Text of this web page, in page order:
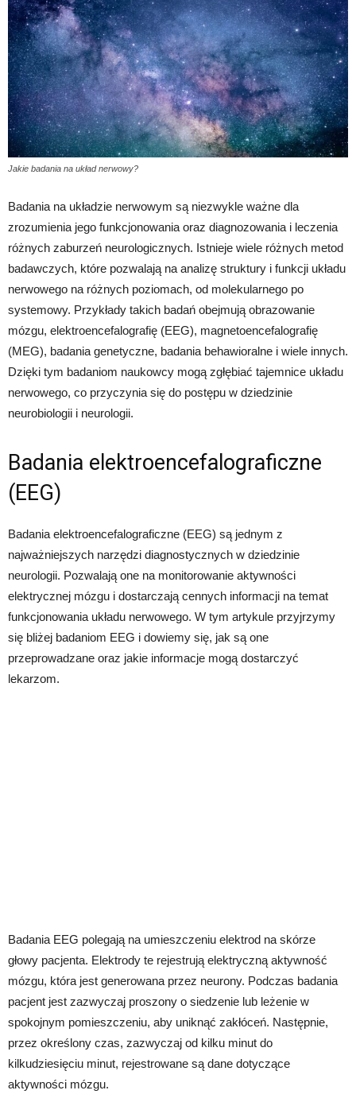
Jakie badania na układ nerwowy?
Badania na układzie nerwowym są niezwykle ważne dla
zrozumienia jego funkcjonowania oraz diagnozowania i leczenia
różnych zaburzeń neurologicznych. Istnieje wiele różnych metod
badawczych, które pozwalają na analizę struktury i funkcji układu
nerwowego na różnych poziomach, od molekularnego po
systemowy. Przykłady takich badań obejmują obrazowanie
mózgu, elektroencefalografię (EEG), magnetoencefalografię
(MEG), badania genetyczne, badania behawioralne i wiele innych.
Dzięki tym badaniom naukowcy mogą zgłębiać tajemnice układu
nerwowego, co przyczynia się do postępu w dziedzinie
neurobiologii i neurologii.
Badania elektroencefalograficzne
(EEG)
Badania elektroencefalograficzne (EEG) są jednym z
najważniejszych narzędzi diagnostycznych w dziedzinie
neurologii. Pozwalają one na monitorowanie aktywności
elektrycznej mózgu i dostarczają cennych informacji na temat
funkcjonowania układu nerwowego. W tym artykule przyjrzymy
się bliżej badaniom EEG i dowiemy się, jak są one
przeprowadzane oraz jakie informacje mogą dostarczyć
lekarzom.
Badania EEG polegają na umieszczeniu elektrod na skórze
głowy pacjenta. Elektrody te rejestrują elektryczną aktywność
mózgu, która jest generowana przez neurony. Podczas badania
pacjent jest zazwyczaj proszony o siedzenie lub leżenie w
spokojnym pomieszczeniu, aby uniknąć zakłóceń. Następnie,
przez określony czas, zazwyczaj od kilku minut do
kilkudziesięciu minut, rejestrowane są dane dotyczące
aktywności mózgu.